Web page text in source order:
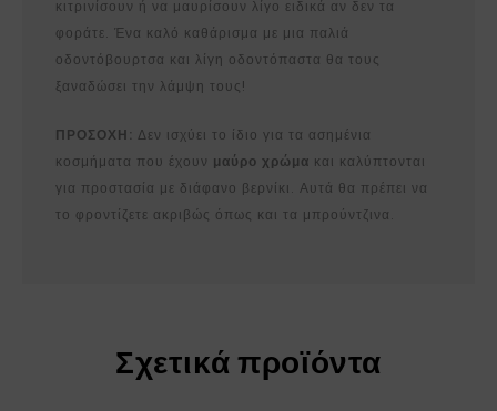
κιτρινίσουν ή να μαυρίσουν λίγο ειδικά αν δεν τα
φοράτε. Ένα καλό καθάρισμα με μια παλιά
οδοντόβουρτσα και λίγη οδοντόπαστα θα τους
ξαναδώσει την λάμψη τους!
ΠΡΟΣΟΧΗ: Δεν ισχύει το ίδιο για τα ασημένια
κοσμήματα που έχουν μαύρο χρώμα και καλύπτονται
για προστασία με διάφανο βερνίκι. Αυτά θα πρέπει να
το φροντίζετε ακριβώς όπως και τα μπρούντζινα.
Σχετικά προϊόντα